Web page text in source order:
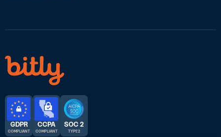
GDPR
COMPLIANT
CCPA
COMPLIANT
SOC 2
TYPE 2